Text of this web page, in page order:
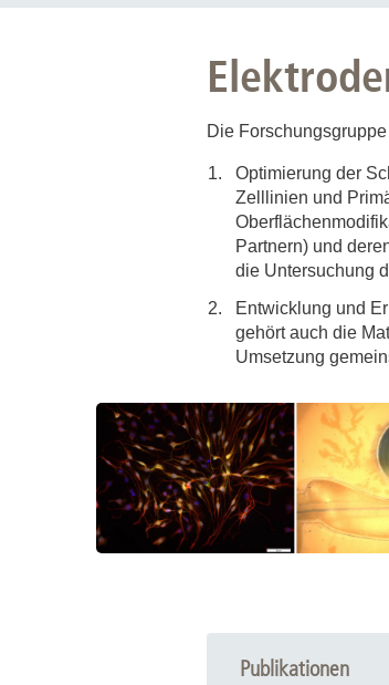
Die
Optimierung der
Zelllinien und
Partnern) und
die Untersuchung
Entwicklung und
gehört auch die
Umsetzung
Publikationen